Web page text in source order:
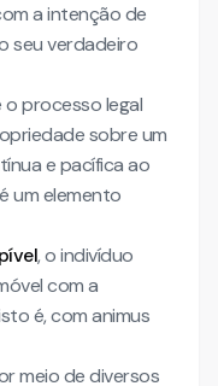
a intenção de
seu verdadeiro
o processo legal
sobre um
e pacífica ao
um elemento
, o indivíduo
com a
é, com animus
meio de diversos